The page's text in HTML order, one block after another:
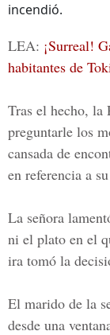
incendió.
LEA: ¡Surreal!
habitantes de
Tras el hecho,
preguntarle los
cansada de
en referencia a
La señora
ni el plato en el
ira tomó la
El marido de la
desde una